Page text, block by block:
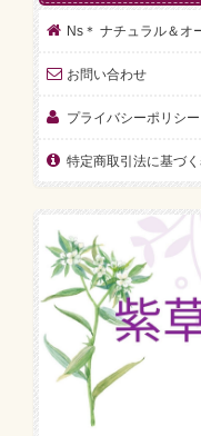
Ns＊ ナチュラル＆オ
お問い合わせ
プライバシーポリシー
特定商取引法に基づ